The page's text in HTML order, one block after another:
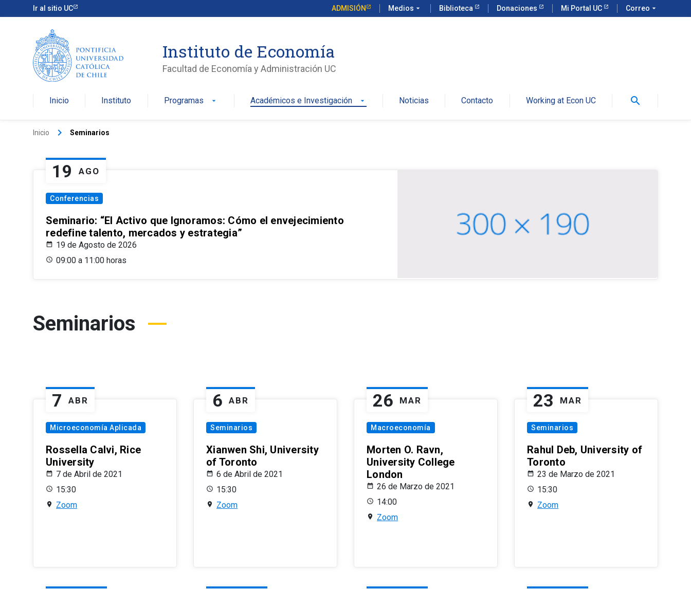
Ir al sitio UC ADMISIÓN Medios arrow_drop_down Biblioteca Donaciones Mi Portal UC Correo arrow_drop_down
Instituto de Economía
Facultad de Economía y Administración UC
Inicio Instituto Programas arrow_drop_down Académicos e Investigación arrow_drop_down Noticias Contacto Working at Econ UC search
Inicio keyboard_arrow_right Seminarios
19 AGO
Conferencias
Seminario: “El Activo que Ignoramos: Cómo el envejecimiento
redefine talento, mercados y estrategia”
19 de Agosto de 2026
09:00 a 11:00 horas
Seminarios
7 ABR
Microeconomía Aplicada
Rossella Calvi, Rice
University
7 de Abril de 2021
15:30
Zoom
6 ABR
Seminarios
Xianwen Shi, University
of Toronto
6 de Abril de 2021
15:30
Zoom
26 MAR
Macroeconomía
Morten O. Ravn,
University College
London
26 de Marzo de 2021
14:00
Zoom
23 MAR
Seminarios
Rahul Deb, University of
Toronto
23 de Marzo de 2021
15:30
Zoom